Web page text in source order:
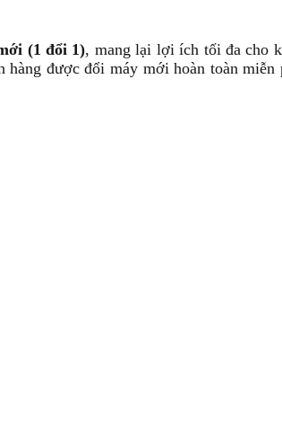
(1 đổi 1), mang lại lợi ích tối đa cho
hàng được đổi máy mới hoàn toàn